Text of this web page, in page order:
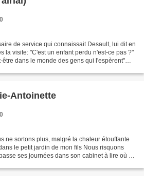
de service qui connaissait Desault, lui dit en
la visite: "C'est un enfant perdu n'est-ce pas ?"
être dans le monde des gens qui l'espèrent"
Antoinette
ne sortons plus, malgré la chaleur étouffante
le petit jardin de mon fils Nous risquons
ses journées dans son cabinet à lire où à